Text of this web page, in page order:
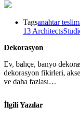
Tagsanahtar teslim
13 Architects
Dekorasyon
Ev, bahçe, banyo
dekorasyon fikirleri,
ve daha fazlası…
İlgili Yazılar